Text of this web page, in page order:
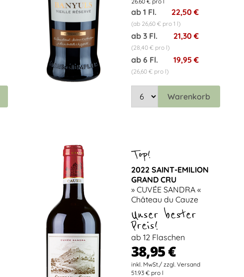
ab 1 Fl. 22,50 €
(ab 26,60 € pro 1 l)
ab 3 Fl. 21,30 €
(28,40 € pro l)
ab 6 Fl. 19,95 €
(26,60 € pro l)
Warenkorb
2022 SAINT-EMILION
GRAND CRU
» CUVÉE SANDRA «
Château du Cauze
Unser bester
Preis!
ab 12 Flaschen
38,95 €
51.93 € pro l